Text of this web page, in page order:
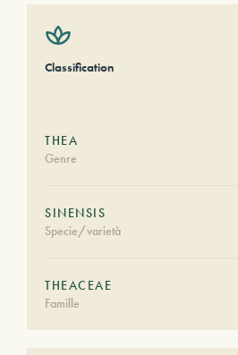
Classification
THEA
Genre
SINENSIS
Specie/varietà
THEACEAE
Famille